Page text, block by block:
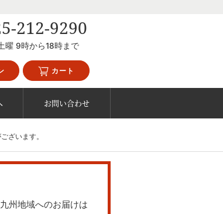
カート
212-9290
曜 9時から18時まで
お問い合わせ
ざいます。
州地域へのお届けは